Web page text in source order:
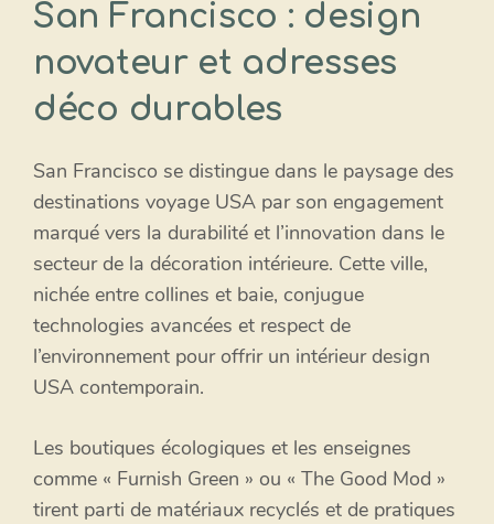
San Francisco : design
novateur et adresses
déco durables
San Francisco se distingue dans le paysage des
destinations voyage USA par son engagement
marqué vers la durabilité et l’innovation dans le
secteur de la décoration intérieure. Cette ville,
nichée entre collines et baie, conjugue
technologies avancées et respect de
l’environnement pour offrir un intérieur design
USA contemporain.
Les boutiques écologiques et les enseignes
comme « Furnish Green » ou « The Good Mod »
tirent parti de matériaux recyclés et de pratiques